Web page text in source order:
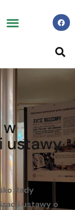
ustawy
Rady
ustawy o